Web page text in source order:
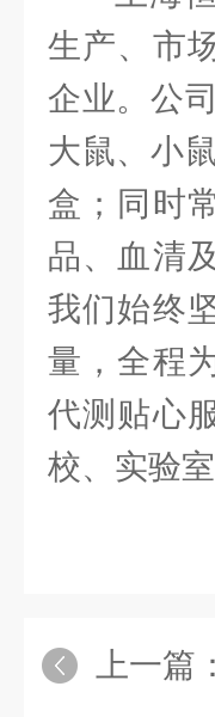
生产、市
企业。公
大鼠、小
盒；同时
品、血清
我们始终
量，全程
代测贴心
校、实验
上一篇